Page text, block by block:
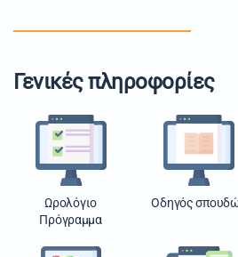
Γενικές πληροφορίες
Ωρολόγιο
Πρόγραμμα
Οδηγός